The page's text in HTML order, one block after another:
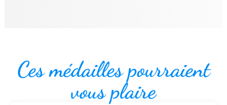
Ces médailles pourraient
vous plaire